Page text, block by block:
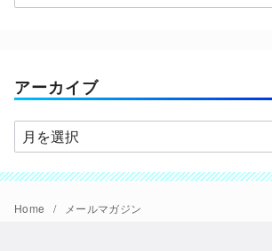
テ
ー
アーカイブ
ア
ー
カ
イ
Home メールマガジン